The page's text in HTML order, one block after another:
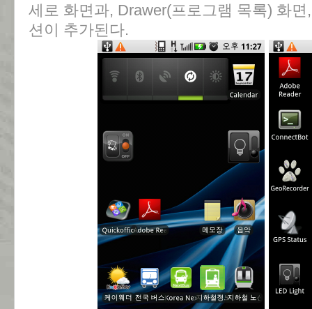
세로 화면과, Drawer(프로그램 목록) 화
션이 추가된다.